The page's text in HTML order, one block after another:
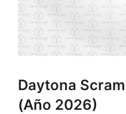
Daytona
(año 2026)